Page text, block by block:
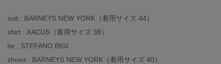
suit : BARNEYS NEW YORK（着用サイズ 44）
shirt : XACUS（着用サイズ 38）
tie : STEFANO BIGI
shoes : BARNEYS NEW YORK（着用サイズ 40）